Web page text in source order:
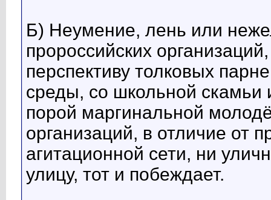
Б) Неумение, лень или
пророссийских
перспективу толковых
среды, со школьной
порой маргинальной
организаций, в отличие от
агитационной сети, ни
улицу, тот и побеждает.